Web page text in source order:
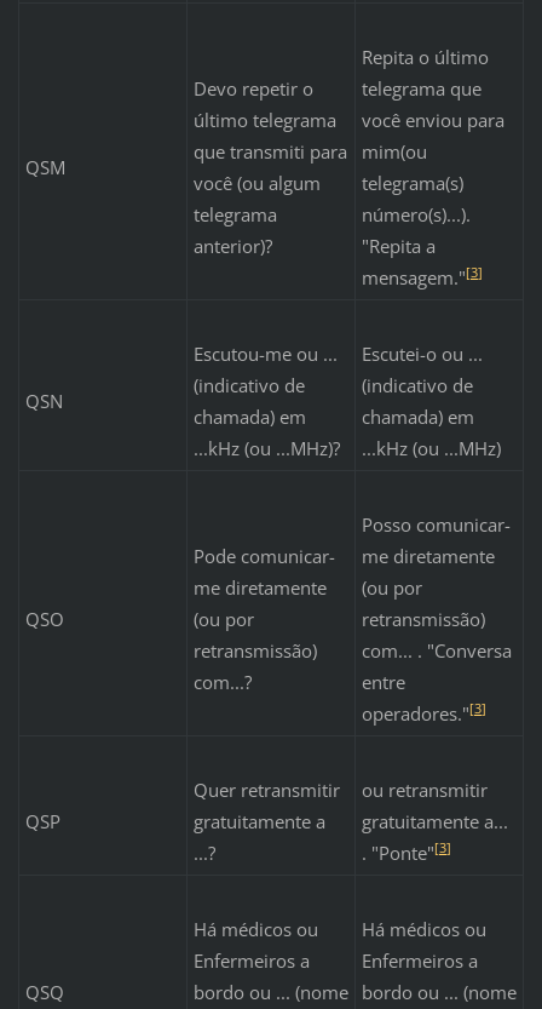
QSM
Devo repetir o
último telegrama
que transmiti para
você (ou algum
telegrama
anterior)?
Repita o último
telegrama que
você enviou para
mim(ou
telegrama(s)
número(s)...).
"Repita a
mensagem."[3]
QSN
Escutou-me ou ...
(indicativo de
chamada) em
...kHz (ou ...MHz)?
Escutei-o ou ...
(indicativo de
chamada) em
...kHz (ou ...MHz)
QSO
Pode comunicar-
me diretamente
(ou por
retransmissão)
com...?
Posso comunicar-
me diretamente
(ou por
retransmissão)
com... . "Conversa
entre
operadores."[3]
QSP
Quer retransmitir
gratuitamente a
...?
ou retransmitir
gratuitamente a...
. "Ponte"[3]
QSQ
Há médicos ou
Enfermeiros a
bordo ou ... (nome
Há médicos ou
Enfermeiros a
bordo ou ... (nome